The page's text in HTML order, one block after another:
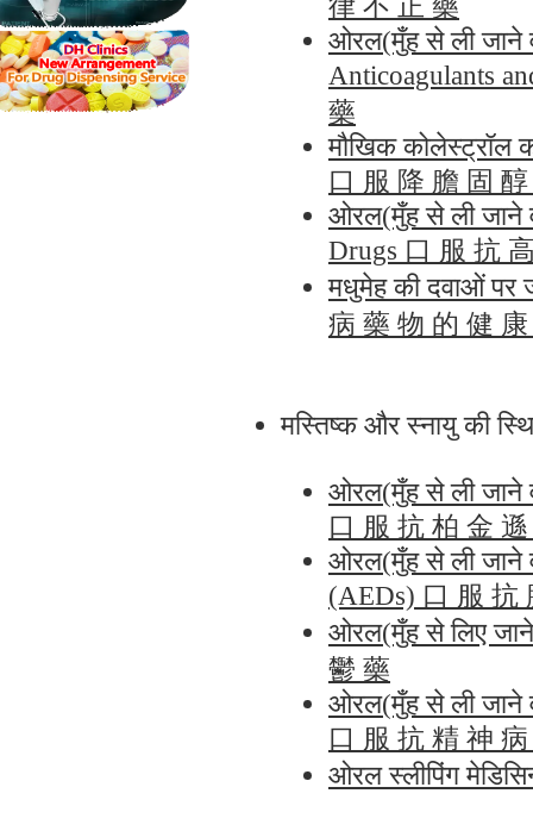
ओरल(मुँह से ली जाने
Anticoagulants
藥
मौखिक कोलेस्ट्रॉल
口 服 降 膽 固
ओरल(मुँह से ली जाने
Drugs 口 服 抗
मधुमेह की दवाओं पर
病 藥 物 的 健
मस्तिष्क और स्नायु की
ओरल(मुँह से ली जाने
口 服 抗 柏 金
ओरल(मुँह से ली जाने
(AEDs) 口 服 抗
ओरल(मुँह से लिए
鬱 藥
ओरल(मुँह से ली जाने
口 服 抗 精 神
ओरल स्लीपिंग